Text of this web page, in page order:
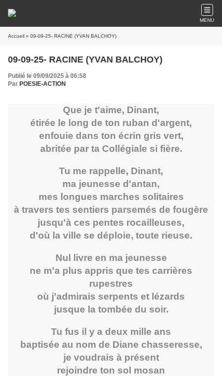
MENU
Accueil » 09-09-25- RACINE (YVAN BALCHOY)
09-09-25- RACINE (YVAN BALCHOY)
Publié le 09/09/2025 à 06:58
Par POESIE-ACTION
Que je t'aime, Dinant,
étirée le long de ton ruban d'argent,
enfouie dans ton écrin gris vert,
abritée par ta Collégiale si fière.
Tu me rappelle, Dinant,
ma jeunesse d'antan,
mes longues marches solitaires
à travers tes sentiers parsemés de fougère
jusqu'à ces pentes rocailleuses,
d'où la ville se déploie, toute rieuse.
Nul livre en ma jeunesse
ne m'a plus appris que tes carrières
rupestres
où j'admirais serpents et lézards
jusque la tombée du soir.
Tu fus il y a deux mille ans
baptisée au nom de Diane chasseresse,
je voudrais à présent
rejoindre ton sol mosan